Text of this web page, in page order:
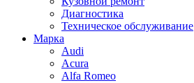
Диагностика
Техническое обслуживание
Марка
Audi
Acura
Alfa Romeo